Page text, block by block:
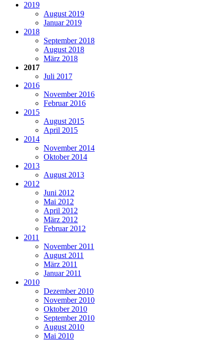
2019
August 2019
Januar 2019
2018
September 2018
August 2018
März 2018
2017
Juli 2017
2016
November 2016
Februar 2016
2015
August 2015
April 2015
2014
November 2014
Oktober 2014
2013
August 2013
2012
Juni 2012
Mai 2012
April 2012
März 2012
Februar 2012
2011
November 2011
August 2011
März 2011
Januar 2011
2010
Dezember 2010
November 2010
Oktober 2010
September 2010
August 2010
Mai 2010